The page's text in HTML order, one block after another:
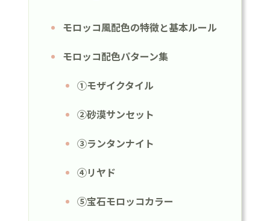
モロッコ風配色の特徴と基本ルール
モロッコ配色パターン集
①モザイクタイル
②砂漠サンセット
③ランタンナイト
④リヤド
⑤宝石モロッコカラー